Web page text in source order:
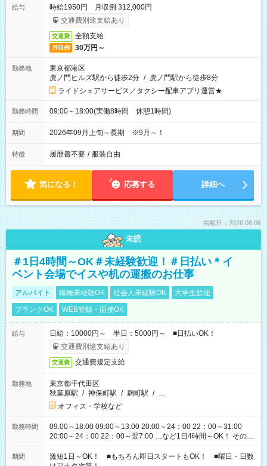
給与
時給1950円 月収例 312,000円
交通費別途支給あり
交通費 全額支給
月収例 30万円～
勤務地
東京都港区
虎ノ門ヒルズ駅から徒歩2分 / 虎ノ門駅から徒歩8分
ライドシェアサービス／タクシー配車アプリ運営★
勤務時間 09:00～18:00(実働8時間 休憩1時間)
期間 2026年09月上旬～長期 ※9月～！
特徴 履歴書不要 / 服装自由
気になる！ 応募する 詳細へ
掲載日：2026.08.06
未読
＃1日4時間～OK＃未経験歓迎！＃日払い＊イ
ベント会場でイスや机の運搬のお仕事
アルバイト 職種未経験OK 社会人未経験OK
大学生歓迎
ブランクOK
WEB登録・面接OK
給与
日給：10000円～ 半日：5000円～ ■日払いOK！
交通費別途支給あり
交通費 交通費規定支給
勤務地
東京都千代田区
秋葉原駅 / 神保町駅 / 麹町駅 / …
オフィス・学校など
勤務時間
09:00～18:00 09:00～13:00 20:00～24：00 22：00～31:00
20:00～24：00 22：00～翌7:00 …など1日4時間～OK！ その他
シフトもございます！ お気軽にご相談ください！
期間
激短1日～OK！ ■もちろん即日スタートもOK！ ■曜日・日数